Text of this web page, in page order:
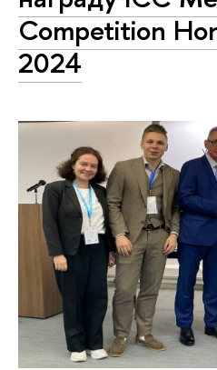
Competition
2024